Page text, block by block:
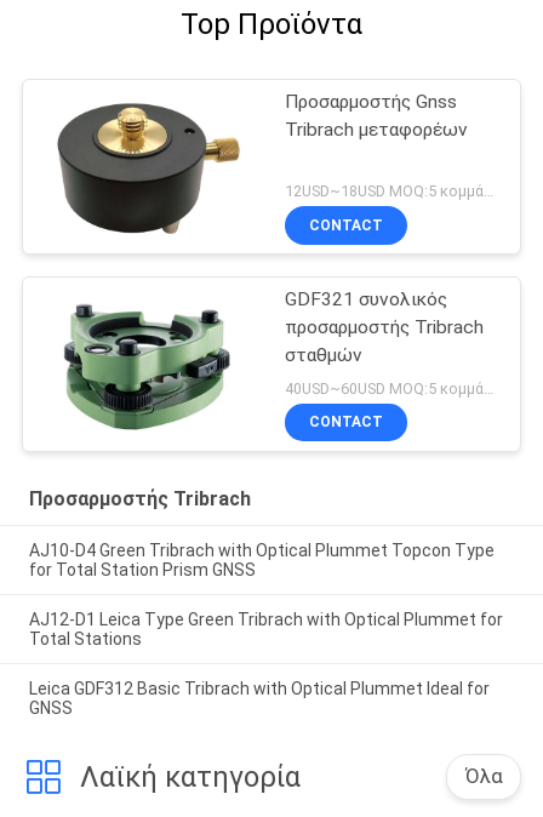
Top Προϊόντα
Προσαρμοστής Gnss
Tribrach μεταφορέων
CONTACT
GDF321 συνολικός
προσαρμοστής Tribrach
σταθμών
CONTACT
Προσαρμοστής Tribrach
AJ10-D4 Green Tribrach with Optical Plummet Topcon Type
for Total Station Prism GNSS
AJ12-D1 Leica Type Green Tribrach with Optical Plummet for
Total Stations
Leica GDF312 Basic Tribrach with Optical Plummet Ideal for
GNSS
Λαϊκή κατηγορία Όλα